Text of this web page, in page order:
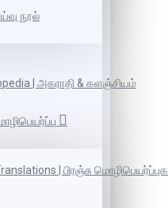
நூல்
| அகராதி & களஞ்சியம்
| பிரஞ்சு